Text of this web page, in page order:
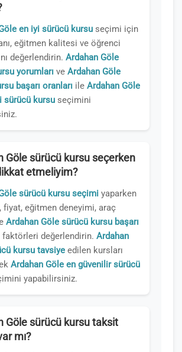
en iyi sürücü kursu seçimi için
eğitmen kalitesi ve öğrenci
değerlendirin. Ardahan Göle
yorumları ve Ardahan Göle
başarı oranları ile Ardahan Göle
sürücü kursu seçimini
Göle sürücü kursu seçerken
etmeliyim?
sürücü kursu seçimi yaparken
fiyat, eğitmen deneyimi, araç
Ardahan Göle sürücü kursu başarı
faktörleri değerlendirin. Ardahan
kursu tavsiye edilen kursları
Ardahan Göle en güvenilir sürücü
yapabilirsiniz.
Göle sürücü kursu taksit
mı?